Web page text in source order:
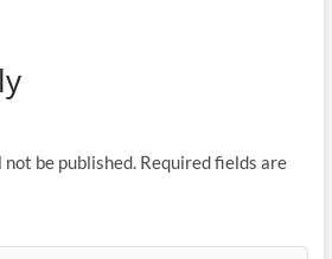
be published. Required fields are